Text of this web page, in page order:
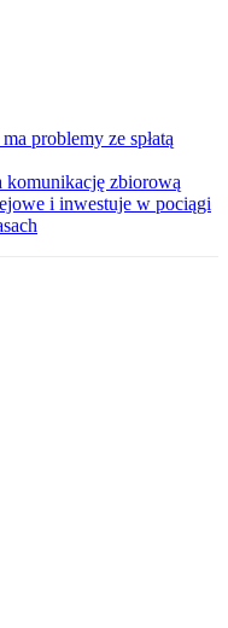
problemy ze spłatą
komunikację zbiorową
i inwestuje w pociągi